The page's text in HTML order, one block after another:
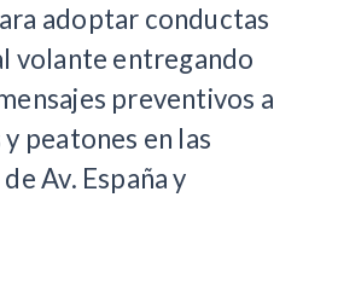
adoptar conductas
volante entregando
preventivos a
peatones en las
Av. España y